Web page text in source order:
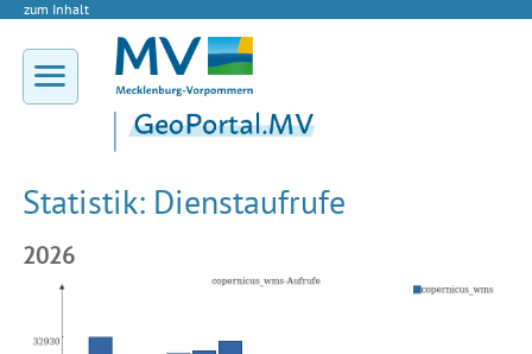
zum Inhalt
Statistik: Dienstaufrufe
2026